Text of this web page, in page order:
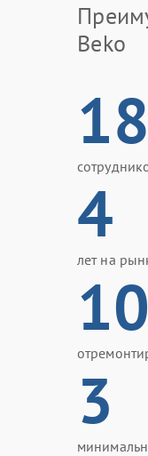
Beko
18
4
лет на
3